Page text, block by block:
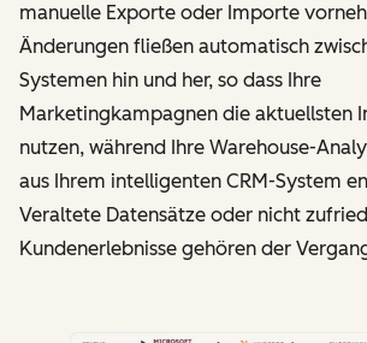
manuelle Exporte oder Importe
Änderungen fließen automatisch
Systemen hin und her, so dass Ihre
Marketingkampagnen die aktuellsten
nutzen, während Ihre Warehouse-
aus Ihrem intelligenten CRM-System
Veraltete Datensätze oder nicht
Kundenerlebnisse gehören der